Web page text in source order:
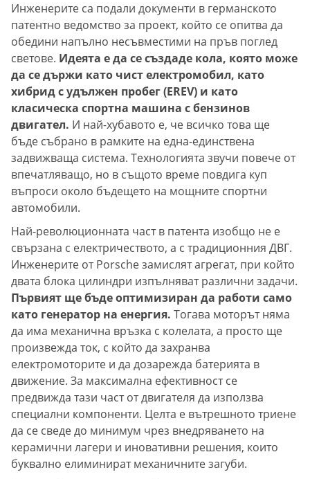
Инженерите са подали документи в германското
патентно ведомство за проект, който се опитва да
обедини напълно несъвместими на пръв поглед
светове. Идеята е да се създаде кола, която може
да се държи като чист електромобил, като
хибрид с удължен пробег (EREV) и като
класическа спортна машина с бензинов
двигател. И най-хубавото е, че всичко това ще
бъде събрано в рамките на една-единствена
задвижваща система. Технологията звучи повече от
впечатляващо, но в същото време повдига куп
въпроси около бъдещето на мощните спортни
автомобили.
Най-революционната част в патента изобщо не е
свързана с електричеството, а с традиционния ДВГ.
Инженерите от Porsche замислят агрегат, при който
двата блока цилиндри изпълняват различни задачи.
Първият ще бъде оптимизиран да работи само
като генератор на енергия. Тогава моторът няма
да има механична връзка с колелата, а просто ще
произвежда ток, с който да захранва
електромоторите и да дозарежда батерията в
движение. За максимална ефективност се
предвижда тази част от двигателя да използва
специални компоненти. Целта е вътрешното триене
да се сведе до минимум чрез внедряването на
керамични лагери и иновативни решения, които
буквално елиминират механичните загуби.